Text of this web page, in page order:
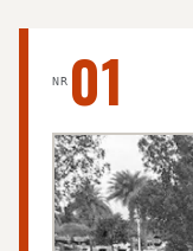
NR 01